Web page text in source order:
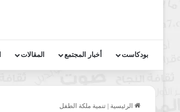
بودكاست أخبار المجتمع المقالات
الرئيسية | تنمية ملكة الطفل